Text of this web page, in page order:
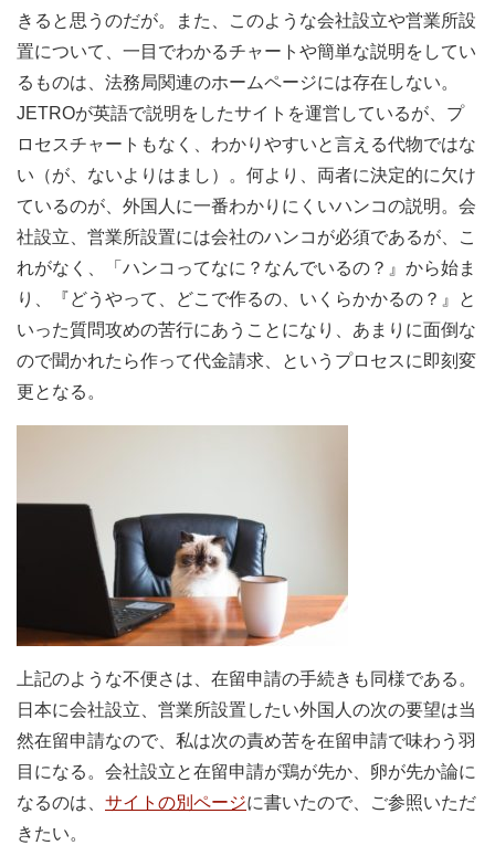
きると思うのだが。また、このような会社設立や営業所設
置について、一目でわかるチャートや簡単な説明をしてい
るものは、法務局関連のホームページには存在しない。
JETROが英語で説明をしたサイトを運営しているが、プ
ロセスチャートもなく、わかりやすいと言える代物ではな
い（が、ないよりはまし）。何より、両者に決定的に欠け
ているのが、外国人に一番わかりにくいハンコの説明。会
社設立、営業所設置には会社のハンコが必須であるが、こ
れがなく、「ハンコってなに？なんでいるの？』から始ま
り、『どうやって、どこで作るの、いくらかかるの？』と
いった質問攻めの苦行にあうことになり、あまりに面倒な
ので聞かれたら作って代金請求、というプロセスに即刻変
更となる。
上記のような不便さは、在留申請の手続きも同様である。
日本に会社設立、営業所設置したい外国人の次の要望は当
然在留申請なので、私は次の責め苦を在留申請で味わう羽
目になる。会社設立と在留申請が鶏が先か、卵が先か論に
なるのは、 サイトの別ページに書いたので、ご参照いただ
きたい。